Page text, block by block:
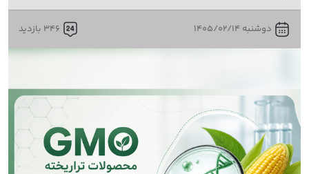
دوشنبه 1405/02/14 346 بازدید